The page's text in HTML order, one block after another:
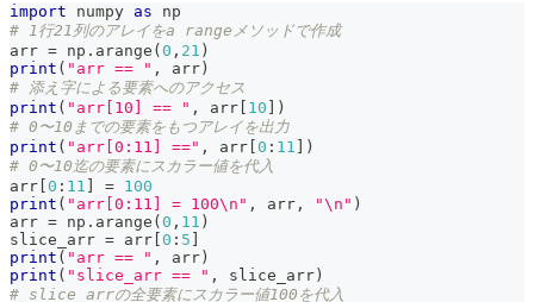
import numpy as np
# 1行21列のアレイをa rangeメソッドで作成
arr = np . arange (0 , 21 )
print ( "arr == " , arr)
# 添え字による要素へのアクセス
print ( "arr[10] == " , arr [ 10 ] )
# 0〜10までの要素をもつアレイを出力
print ( "arr[0:11] ==" , arr [0 : 11 ] )
# 0〜10迄の要素にスカラー値を代入
arr [0 : 11 ] = 100
print ( "arr[0:11] = 100\n" , arr , "\n" )
arr = np . arange (0 , 11 )
slice_arr = arr [0 : 5 ]
print ( "arr == " , arr)
print ( "slice_arr == " , slice_arr)
# slice_arrの全要素にスカラー値100を代入